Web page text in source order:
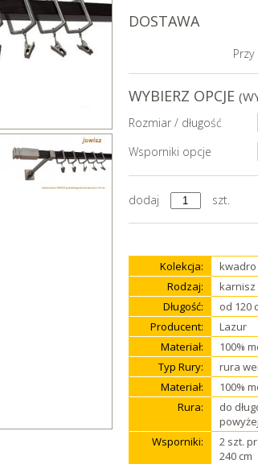
DOSTAWA
WYBIERZ OPCJE
Rozmiar / długość
Wsporniki opcje
dodaj szt.
Kolekcja:
kwadro
Rodzaj:
karnisz
Długość:
od 120
Producent:
Lazur
Materiał:
100%
Typ Rury:
rura
Materiał:
100%
Rura:
do
Wsporniki:
2 szt.
240 cm